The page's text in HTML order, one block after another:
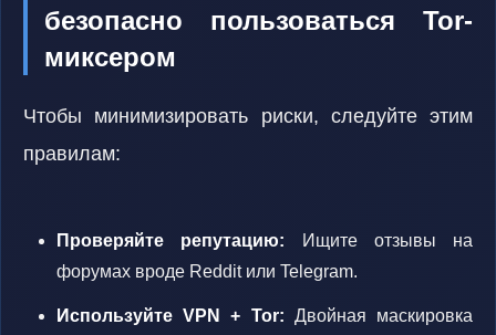
безопасно пользоваться Tor-
миксером
Чтобы минимизировать риски, следуйте этим
правилам:
Проверяйте репутацию: Ищите отзывы на
форумах вроде Reddit или Telegram.
Используйте VPN + Tor: Двойная маскировка